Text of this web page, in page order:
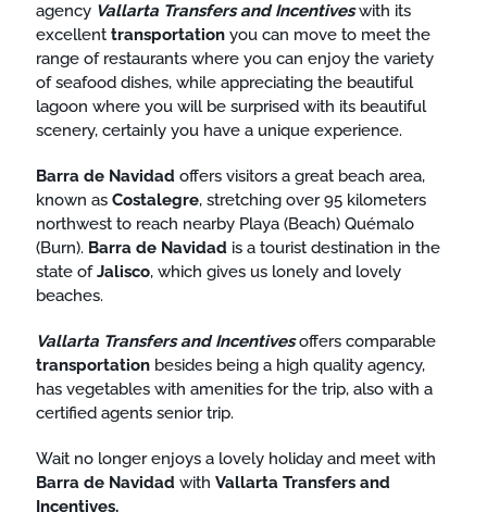
agency Vallarta Transfers and Incentiveswith its
excellent transportationyou can move to meet the
range of restaurants where you can enjoy the variety
of seafood dishes, while appreciating the beautiful
lagoon where you will be surprised with its beautiful
scenery, certainly you have a unique experience.
Barra de Navidad offers visitors a great beach area,
known as Costalegre, stretching over 95 kilometers
northwest to reach nearby Playa (Beach) Quémalo
(Burn). Barra de Navidad is a tourist destination in the
state ofJalisco, which gives us lonely and lovely
beaches.
Vallarta Transfers and Incentivesoffers comparable
transportationbesides being a high quality agency,
has vegetables with amenities for the trip, also with a
certified agents senior trip.
Wait no longer enjoys a lovely holiday and meet with
Barra de Navidad with Vallarta Transfers and
Incentives.